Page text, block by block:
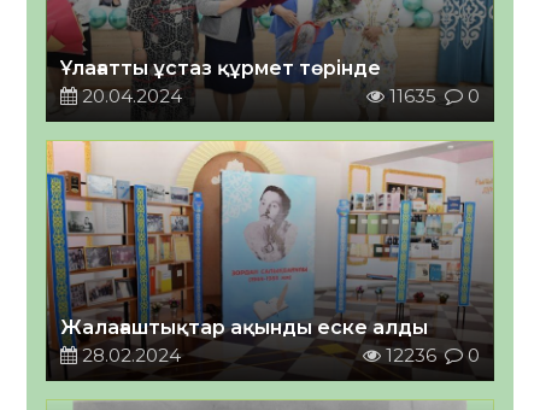
Ұлағатты ұстаз құрмет төрінде
20.04.2024
11635 0
Жалағаштықтар ақынды еске алды
28.02.2024
12236 0